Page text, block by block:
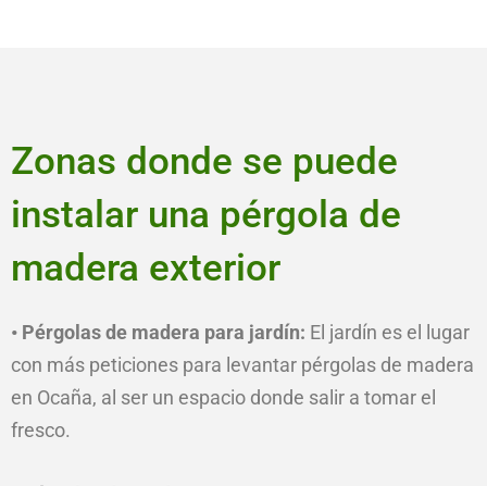
Zonas donde se puede
instalar una pérgola de
madera exterior
• Pérgolas de madera para jardín: El jardín es el lugar
con más peticiones para levantar pérgolas de madera
en Ocaña, al ser un espacio donde salir a tomar el
fresco.